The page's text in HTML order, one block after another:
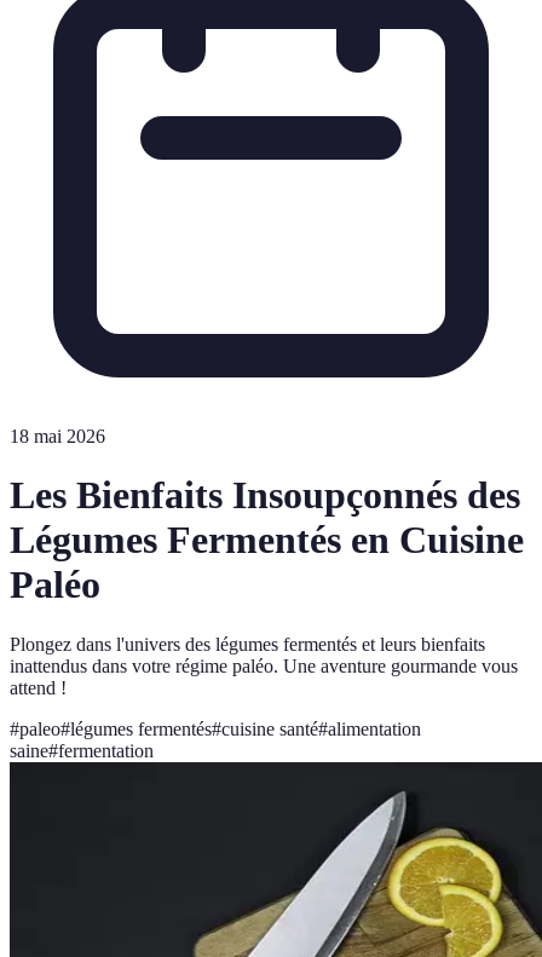
18 mai 2026
Les Bienfaits Insoupçonnés des
Légumes Fermentés en Cuisine
Paléo
Plongez dans l'univers des légumes fermentés et leurs bienfaits
inattendus dans votre régime paléo. Une aventure gourmande vous
attend !
#paleo#légumes fermentés#cuisine santé#alimentation
saine#fermentation